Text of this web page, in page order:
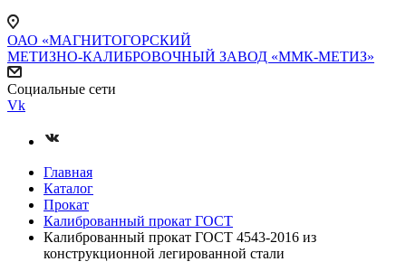
ОАО «МАГНИТОГОРСКИЙ
МЕТИЗНО-КАЛИБРОВОЧНЫЙ ЗАВОД «ММК-МЕТИЗ»
Социальные сети
Vk
Главная
Каталог
Прокат
Калиброванный прокат ГОСТ
Калиброванный прокат ГОСТ 4543-2016 из
конструкционной легированной стали